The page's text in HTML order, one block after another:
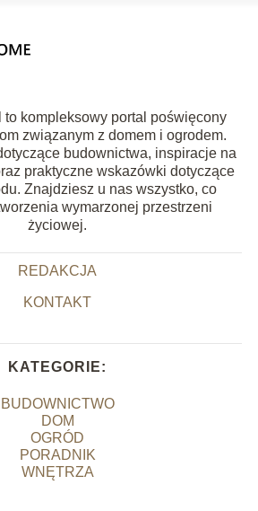
to kompleksowy portal poświęcony
związanym z domem i ogrodem.
budownictwa, inspiracje na
praktyczne wskazówki dotyczące
Znajdziesz u nas wszystko, co
wymarzonej przestrzeni
życiowej.
REDAKCJA
KONTAKT
KATEGORIE:
BUDOWNICTWO
DOM
OGRÓD
PORADNIK
WNĘTRZA